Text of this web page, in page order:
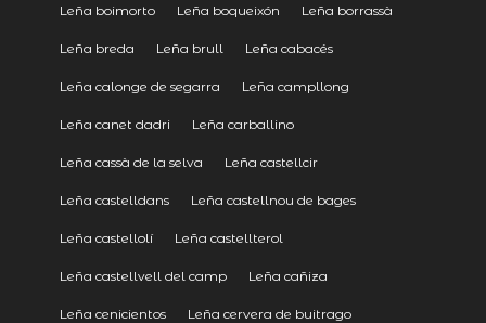
Leña boimorto Leña boqueixón Leña borrassà
Leña breda Leña brull Leña cabacés
Leña calonge de segarra Leña campllong
Leña canet dadri Leña carballino
Leña cassà de la selva Leña castellcir
Leña castelldans Leña castellnou de bages
Leña castellolí Leña castellterol
Leña castellvell del camp Leña cañiza
Leña cenicientos Leña cervera de buitrago